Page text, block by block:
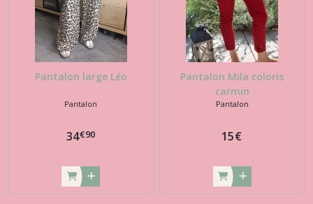
Pantalon large Léo
Pantalon
34€90
Pantalon Mila coloris
carmin
Pantalon
15€